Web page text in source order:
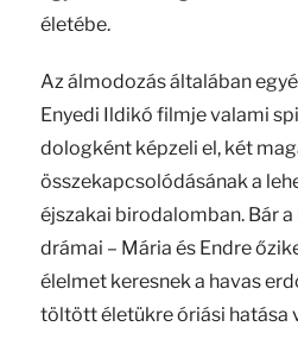
életébe.
Az álmodozás általában
Enyedi Ildikó filmje valami
dologként képzeli el, két
összekapcsolódásának a
éjszakai birodalomban. Bár
drámai – Mária és Endre
élelmet keresnek a havas
töltött életükre óriási hatása